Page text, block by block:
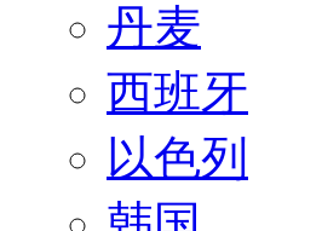
丹麦
西班牙
以色列